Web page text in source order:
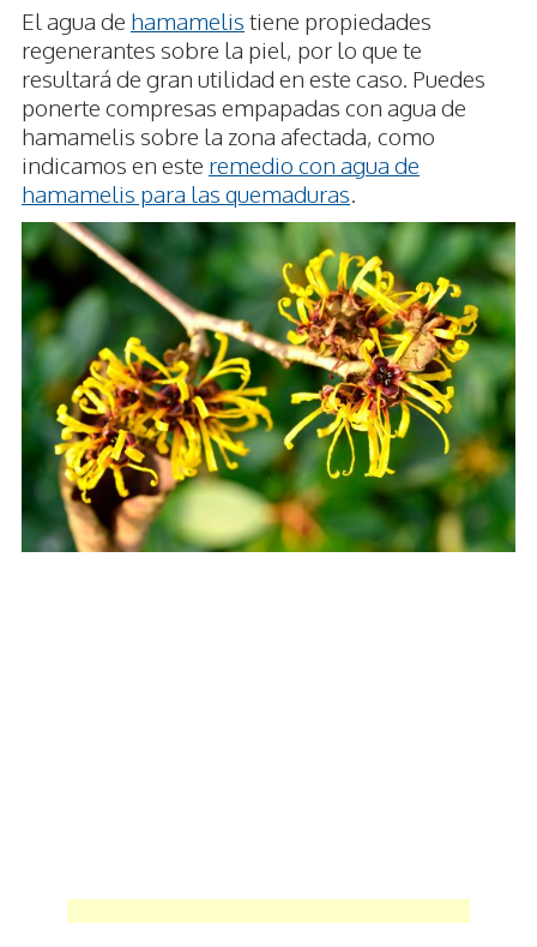
El agua de hamamelis tiene propiedades
regenerantes sobre la piel, por lo que te
resultará de gran utilidad en este caso. Puedes
ponerte compresas empapadas con agua de
hamamelis sobre la zona afectada, como
indicamos en este remedio con agua de
hamamelis para las quemaduras.